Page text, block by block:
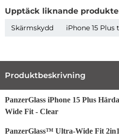
Upptäck liknande
Skärmskydd iPhone 15 Plus
Produktbeskrivning
PanzerGlass iPhone 15 Plus
Wide Fit - Clear
PanzerGlass™ Ultra-Wide Fit